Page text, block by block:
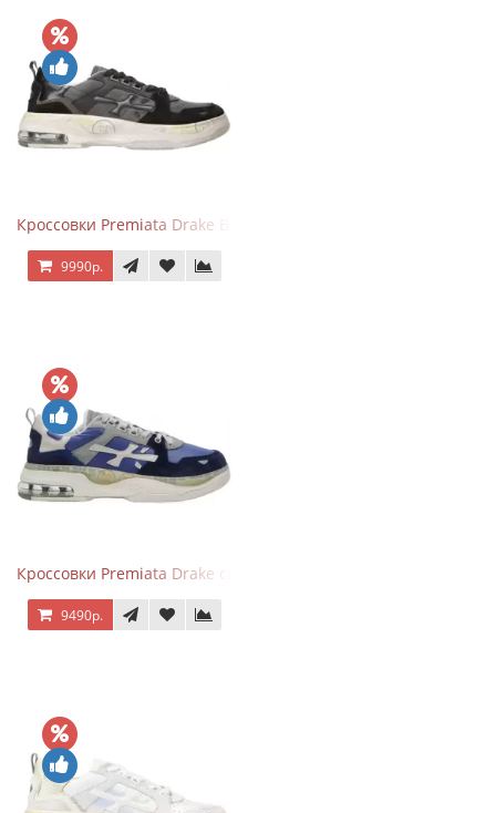
Кроссовки Premiata Drake Black Gray
9990р.
Кроссовки Premiata Drake синие с серым
9490р.